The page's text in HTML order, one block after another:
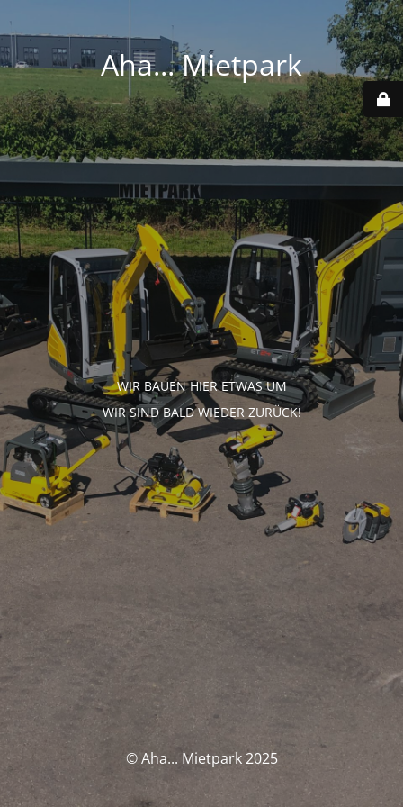
Aha... Mietpark
WIR BAUEN HIER ETWAS UM
WIR SIND BALD WIEDER ZURÜCK!
© Aha... Mietpark 2025